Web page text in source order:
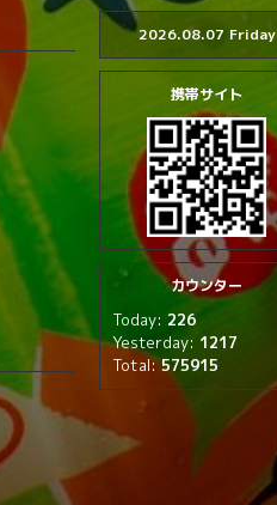
2026.08.07 Friday
携帯サイト
カウンター
Today: 226
Yesterday: 1217
Total:575915